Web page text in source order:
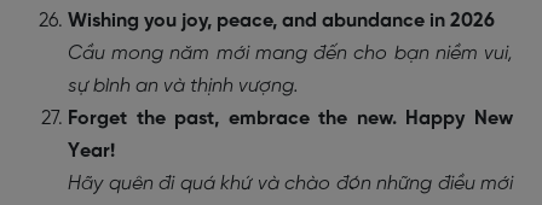
Wishing you joy, peace, and abundance in 2026
Cầu mong năm mới mang đến cho bạn niềm vui,
sự bình an và thịnh vượng.
Forget the past, embrace the new. Happy New
Year!
Hãy quên đi quá khứ và chào đón những điều mới